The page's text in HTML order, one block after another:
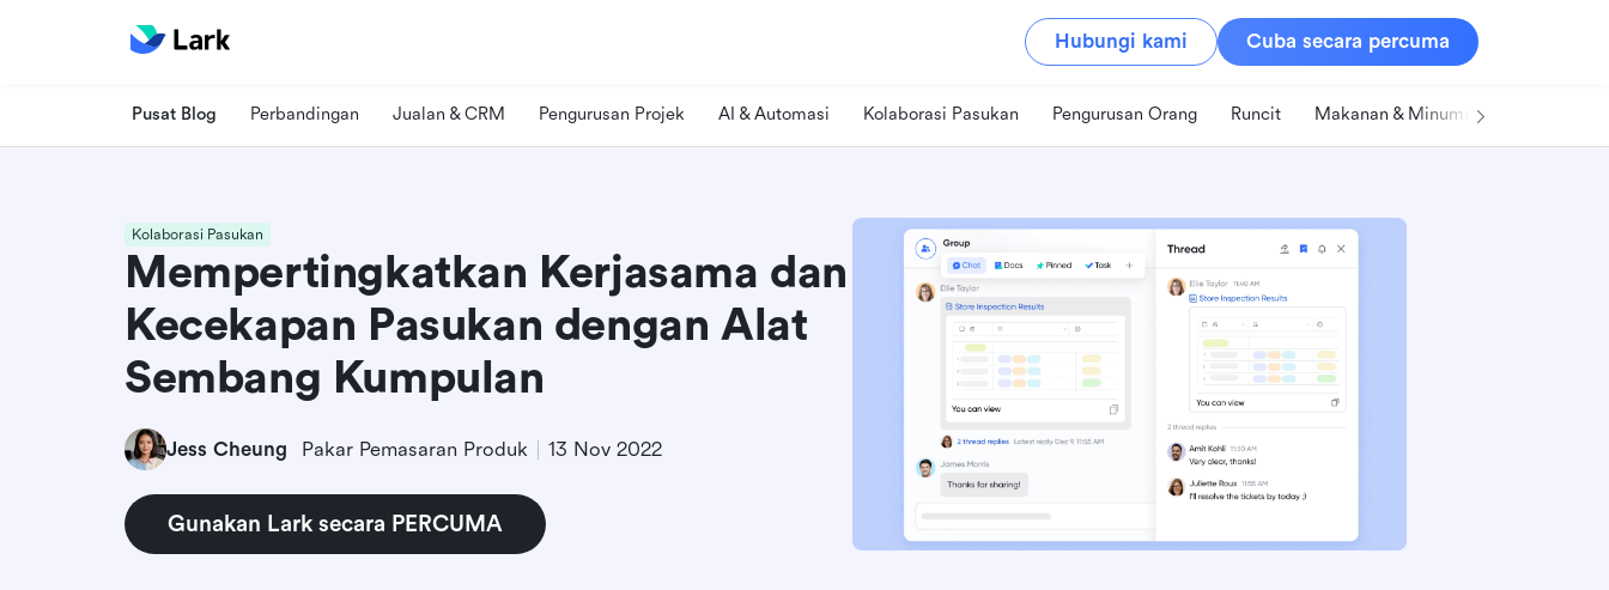
Hubungi kami Cuba secara percuma
Pusat Blog Perbandingan Jualan & CRM Pengurusan Projek AI & Automasi Kolaborasi Pasukan Pengurusan Orang Runcit Makanan & Minuman
Kolaborasi Pasukan
Mempertingkatkan Kerjasama dan
Kecekapan Pasukan dengan Alat
Sembang Kumpulan
Jess Cheung Pakar Pemasaran Produk 13 Nov 2022
Gunakan Lark secara PERCUMA